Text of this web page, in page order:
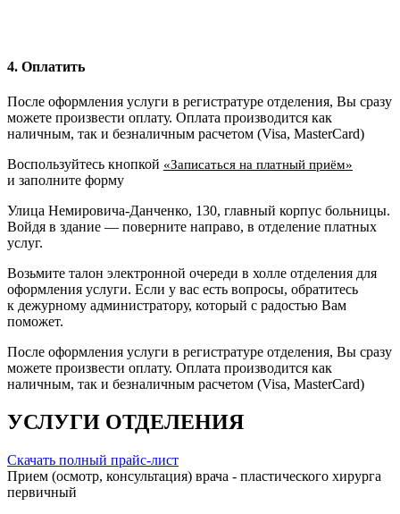
4. Оплатить
После оформления услуги в регистратуре отделения, Вы сразу
можете произвести оплату. Оплата производится как
наличным, так и безналичным расчетом (Visa, MasterCard)
Воспользуйтесь кнопкой «Записаться на платный приём»
и заполните форму
Улица Немировича-Данченко, 130, главный корпус больницы.
Войдя в здание — поверните направо, в отделение платных
услуг.
Возьмите талон электронной очереди в холле отделения для
оформления услуги. Если у вас есть вопросы, обратитесь
к дежурному администратору, который с радостью Вам
поможет.
После оформления услуги в регистратуре отделения, Вы сразу
можете произвести оплату. Оплата производится как
наличным, так и безналичным расчетом (Visa, MasterCard)
УСЛУГИ ОТДЕЛЕНИЯ
Скачать полный прайс-лист
Прием (осмотр, консультация) врача - пластического хирурга
первичный